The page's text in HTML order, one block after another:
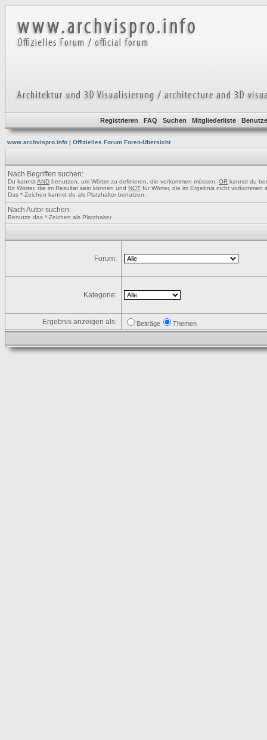
Registrieren FAQ Suchen Mitgliederliste
www.archvispro.info | Offizielles Forum Foren-Übersicht
Nach Begriffen suchen:
Du kannstAND benutzen, um Wörter zu definieren, die vorkommen müssen, OR kannst du
für Wörter, die im Resultat sein können und NOT für Wörter, die im Ergebnis nicht vorkommen
Das *-Zeichen kannst du als Platzhalter benutzen.
Nach Autor suchen:
Benutze das *-Zeichen als Platzhalter
Forum:
Kategorie:
Ergebnis anzeigen als: Beiträge Themen